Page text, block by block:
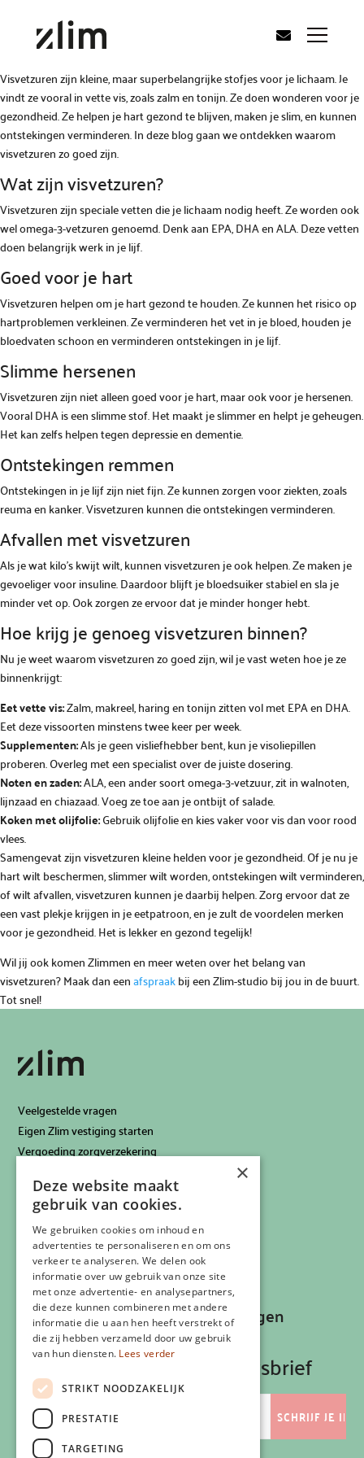
Visvetzuren zijn kleine, maar superbelangrijke stofjes voor je lichaam. Je
vindt ze vooral in vette vis, zoals zalm en tonijn. Ze doen wonderen voor je
gezondheid. Ze helpen je hart gezond te blijven, maken je slim, en kunnen
ontstekingen verminderen. In deze blog gaan we ontdekken waarom
visvetzuren zo goed zijn.
Wat zijn visvetzuren?
Visvetzuren zijn speciale vetten die je lichaam nodig heeft. Ze worden ook
wel omega-3-vetzuren genoemd. Denk aan EPA, DHA en ALA. Deze vetten
doen belangrijk werk in je lijf.
Goed voor je hart
Visvetzuren helpen om je hart gezond te houden. Ze kunnen het risico op
hartproblemen verkleinen. Ze verminderen het vet in je bloed, houden je
bloedvaten schoon en verminderen ontstekingen in je lijf.
Slimme hersenen
Visvetzuren zijn niet alleen goed voor je hart, maar ook voor je hersenen.
Vooral DHA is een slimme stof. Het maakt je slimmer en helpt je geheugen.
Het kan zelfs helpen tegen depressie en dementie.
Ontstekingen remmen
Ontstekingen in je lijf zijn niet fijn. Ze kunnen zorgen voor ziekten, zoals
reuma en kanker. Visvetzuren kunnen die ontstekingen verminderen.
Afvallen met visvetzuren
Als je wat kilo’s kwijt wilt, kunnen visvetzuren je ook helpen. Ze maken je
gevoeliger voor insuline. Daardoor blijft je bloedsuiker stabiel en sla je
minder vet op. Ook zorgen ze ervoor dat je minder honger hebt.
Hoe krijg je genoeg visvetzuren binnen?
Nu je weet waarom visvetzuren zo goed zijn, wil je vast weten hoe je ze
binnenkrijgt:
Eet vette vis:Zalm, makreel, haring en tonijn zitten vol met EPA en DHA.
Eet deze vissoorten minstens twee keer per week.
Supplementen:Als je geen visliefhebber bent, kun je visoliepillen
proberen. Overleg met een specialist over de juiste dosering.
Noten en zaden:ALA, een ander soort omega-3-vetzuur, zit in walnoten,
lijnzaad en chiazaad. Voeg ze toe aan je ontbijt of salade.
Koken met olijfolie:Gebruik olijfolie en kies vaker voor vis dan voor rood
vlees.
Samengevat zijn visvetzuren kleine helden voor je gezondheid. Of je nu je
hart wilt beschermen, slimmer wilt worden, ontstekingen wilt verminderen,
of wilt afvallen, visvetzuren kunnen je daarbij helpen. Zorg ervoor dat ze
een vast plekje krijgen in je eetpatroon, en je zult de voordelen merken
voor je gezondheid. Het is lekker en gezond tegelijk!
Wil jij ook komen Zlimmen en meer weten over het belang van
visvetzuren? Maak dan eenafspraakbij een Zlim-studio bij jou in de buurt.
Tot snel!
Veelgestelde vragen
Eigen Zlim vestiging starten
Vergoeding zorgverzekering
Privacyverklaring
Cookiebeleid
Klachtenregeling
Algemene voorwaarden
Contactgegevens
Recepten, inspiratie en aanbiedingen
ontvangen?
Schrijf je in op onze nieuwsbrief
mailadres
×
Deze website maakt
gebruik van cookies.
We gebruiken cookies om inhoud en
advertenties te personaliseren en om ons
verkeer te analyseren. We delen ook
informatie over uw gebruik van onze site
met onze advertentie- en analysepartners,
die deze kunnen combineren met andere
informatie die u aan hen heeft verstrekt of
die zij hebben verzameld door uw gebruik
van hun diensten. Lees verder
STRIKT NOODZAKELIJK
PRESTATIE
TARGETING